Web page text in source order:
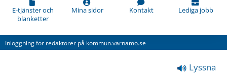
E-tjänster och
blanketter
Mina sidor Kontakt Lediga jobb
Inloggning för redaktörer på kommun.varnamo.se
Lyssna
förbättra
den
här